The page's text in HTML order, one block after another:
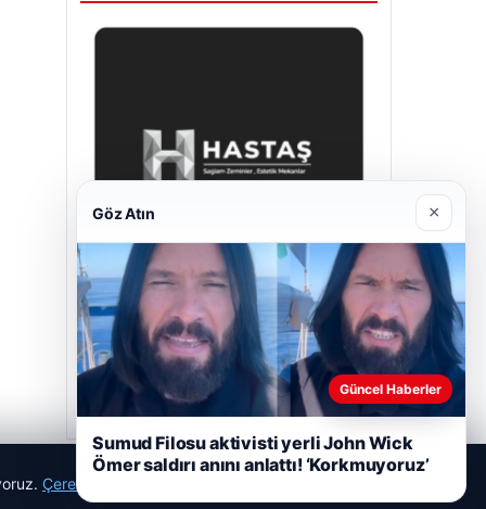
Hastaş Beton
26/05/2026
Çerez Politikamız
Göz Atın ×
Güncel Haberler
Sumud Filosu aktivisti yerli John Wick
Ömer saldırı anını anlattı! ‘Korkmuyoruz’